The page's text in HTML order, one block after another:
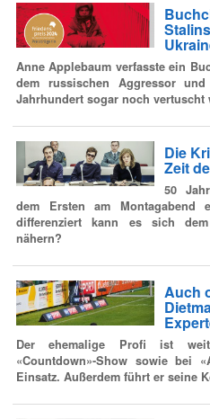
Anne Applebaum verfasste ein
dem russischen Aggressor
Jahrhundert sogar noch vertuscht
Die
Zeit
50
dem Ersten am Montagabend
differenziert kann es sich
nähern?
Auch
Der ehemalige Profi ist
«Countdown»-Show sowie bei
Einsatz. Außerdem führt er seine